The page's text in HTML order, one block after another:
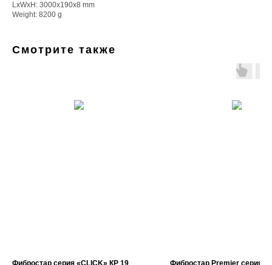
LxWxH: 3000x190x8 mm
Weight: 8200 g
Смотрите также
Фибростар серия «CLICK» КP 19 Фибростар Premier серия